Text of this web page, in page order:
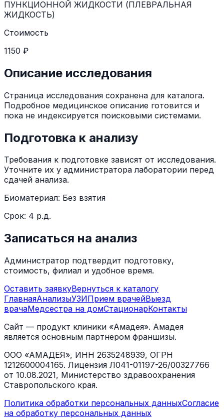
ПУНКЦИОННОЙ ЖИДКОСТИ (ПЛЕВРАЛЬНАЯ
ЖИДКОСТЬ)
Стоимость
1150 ₽
Описание исследования
Страница исследования сохранена для каталога.
Подробное медицинское описание готовится и
пока не индексируется поисковыми системами.
Подготовка к анализу
Требования к подготовке зависят от исследования.
Уточните их у администратора лаборатории перед
сдачей анализа.
Биоматериал: Без взятия
Срок: 4 р.д.
Записаться на анализ
Администратор подтвердит подготовку,
стоимость, филиал и удобное время.
Оставить заявкуВернуться к каталогу
ГлавнаяАнализыУЗИПрием врачейВыезд
врачаМедсестра на домСтационарКонтакты
Сайт — продукт клиники «Амадея». Амадея
является основным партнером франшизы.
ООО «АМАДЕЯ», ИНН 2635248939, ОГРН
1212600004165. Лицензия Л041-01197-26/00327766
от 10.08.2021, Министерство здравоохранения
Ставропольского края.
Политика обработки персональных данныхСогласие
на обработку персональных данных